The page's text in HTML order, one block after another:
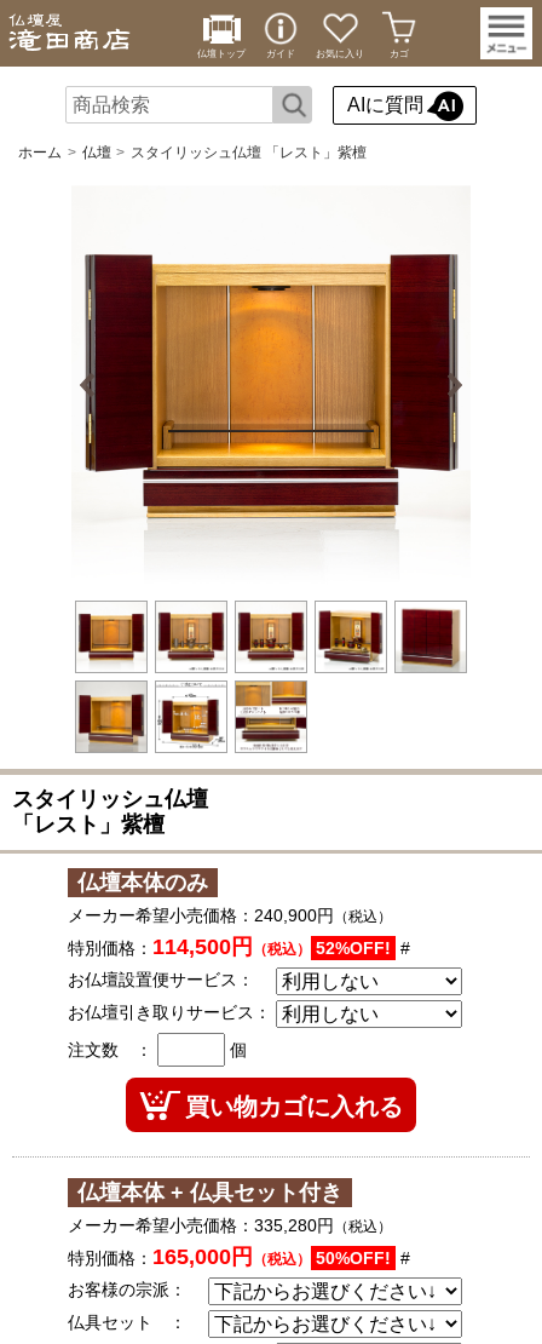
仏壇トップ ガイド お気に入り カゴ
AIに質問
ホーム 仏壇 スタイリッシュ仏壇 「レスト」紫檀
スタイリッシュ仏壇
「レスト」紫檀
仏壇本体のみ
メーカー希望小売価格： 240,900円 （税込）
特別価格： 114,500円 （税込） 52%OFF! #
お仏壇設置便サービス：
お仏壇引き取りサービス：
注文数 ：
個
仏壇本体 + 仏具セット付き
メーカー希望小売価格： 335,280円 （税込）
特別価格： 165,000円 （税込） 50%OFF! #
お客様の宗派：
仏具セット ：